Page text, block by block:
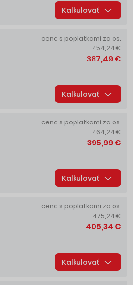
Kalkulovať
cena s poplatkami za os.
454,24 €
387,49 €
Kalkulovať
cena s poplatkami za os.
464,24 €
395,99 €
Kalkulovať
cena s poplatkami za os.
475,24 €
405,34 €
Kalkulovať